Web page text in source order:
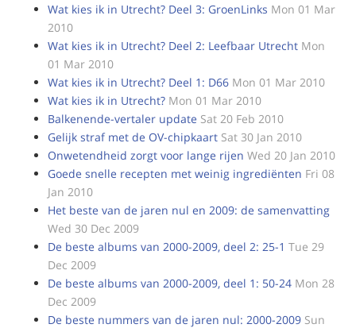
Wat kies ik in Utrecht? Deel 3: GroenLinks Mon 01 Mar
2010
Wat kies ik in Utrecht? Deel 2: Leefbaar Utrecht Mon
01 Mar 2010
Wat kies ik in Utrecht? Deel 1: D66 Mon 01 Mar 2010
Wat kies ik in Utrecht? Mon 01 Mar 2010
Balkenende-vertaler update Sat 20 Feb 2010
Gelijk straf met de OV-chipkaart Sat 30 Jan 2010
Onwetendheid zorgt voor lange rijen Wed 20 Jan 2010
Goede snelle recepten met weinig ingrediënten Fri 08
Jan 2010
Het beste van de jaren nul en 2009: de samenvatting
Wed 30 Dec 2009
De beste albums van 2000-2009, deel 2: 25-1 Tue 29
Dec 2009
De beste albums van 2000-2009, deel 1: 50-24 Mon 28
Dec 2009
De beste nummers van de jaren nul: 2000-2009 Sun